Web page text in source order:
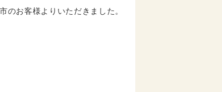
お客様よりいただきました。